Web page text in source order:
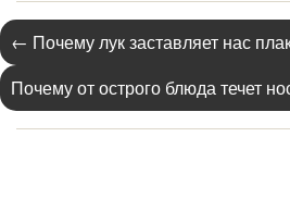
← Почему лук заставляет нас
Почему от острого блюда течет